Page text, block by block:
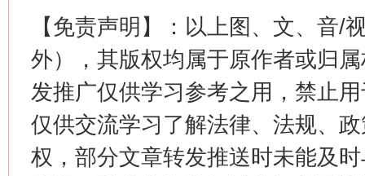
【免责声明】：以上图、文、音/
外），其版权均属于原作者或归
发推广仅供学习参考之用，禁止
仅供交流学习了解法律、法规、
权，部分文章转发推送时未能及
在谋一域中谋全局
今